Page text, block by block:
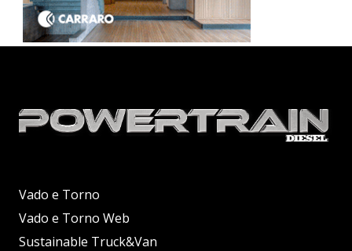
Vado e Torno
Vado e Torno Web
Sustainable Truck&Van